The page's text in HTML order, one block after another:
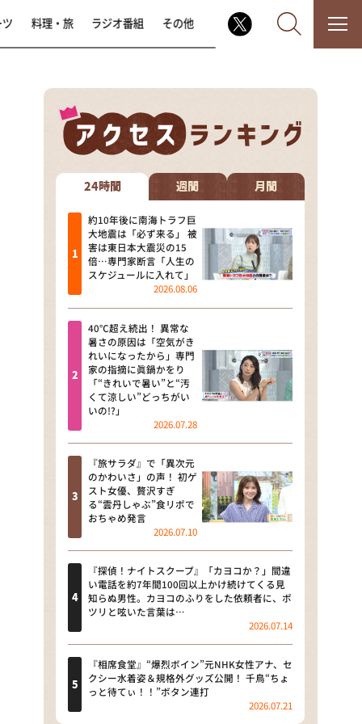
なるみ・岡村の過ぎるTV
相席食堂
これ余談なんですけど・・・
～人生密着トークバラエティ！
～ やすとものいたって真剣です
探偵！ナイトスクープ
news おかえり
河合＆A.B.C-Z塚田×福井アナ
「なんでやねん！？」（news お
かえり）
DAIGOも台所 ～きょうの献立 何
にする？～
本日はダイアンなり！シーズン２
朝だ！生です旅サラダ
教えて！ニュースライブ 正義の
ミカタ
ＬＩＦＥ～夢のカタチ～
新婚さんいらっしゃい！
ポツンと一軒家
ザキ山小屋本館
料理・旅 ラジオ番組 その他
24時間 週間 月間
約10年後に南海トラフ巨
大地震は「必ず来る」 被
害は東日本大震災の15
倍…専門家断言「人生の
スケジュールに入れて」
2026.08.06
40℃超え続出！ 異常な
暑さの原因は「空気がき
れいになったから」専門
家の指摘に眞鍋かをり
「“きれいで暑い”と“汚
くて涼しい”どっちがい
いの!?」
2026.07.28
『旅サラダ』で「異次元
のかわいさ」の声！ 初ゲ
スト女優、贅沢すぎ
る“雲丹しゃぶ”食リポで
おちゃめ発言
2026.07.10
『探偵！ナイトスクープ』「カヨコか？」間違
い電話を約7年間100回以上かけ続けてくる見
知らぬ男性。カヨコのふりをした依頼者に、ポ
ツリと呟いた言葉は…
2026.07.14
『相席食堂』“爆烈ボイン”元NHK女性アナ、セ
クシー水着姿＆規格外グッズ公開！ 千鳥“ちょ
っと待てぃ！！”ボタン連打
2026.07.21